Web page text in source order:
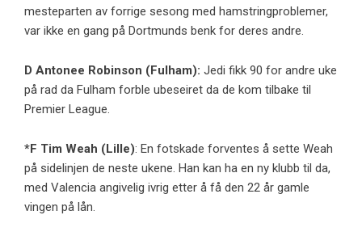
mesteparten av forrige sesong med hamstringproblemer,
var ikke en gang på Dortmunds benk for deres andre.
D Antonee Robinson (Fulham): Jedi fikk 90 for andre uke
på rad da Fulham forble ubeseiret da de kom tilbake til
Premier League.
*F Tim Weah (Lille): En fotskade forventes å sette Weah
på sidelinjen de neste ukene. Han kan ha en ny klubb til da,
med Valencia angivelig ivrig etter å få den 22 år gamle
vingen på lån.